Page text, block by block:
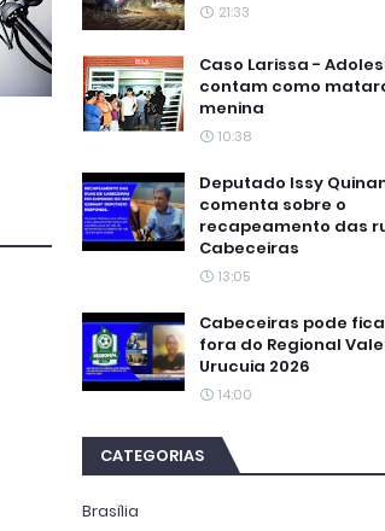
21:33
Caso Larissa -
contam como
menina
10:38
Deputado Issy
comenta sobre o
recapeamento das
Cabeceiras
13:05
Cabeceiras pode
fora do Regional
Urucuia 2026
14:00
CATEGORIAS
Brasília